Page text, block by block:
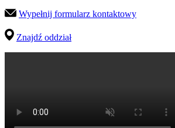
Wypełnij formularz kontaktowy
Znajdź oddział